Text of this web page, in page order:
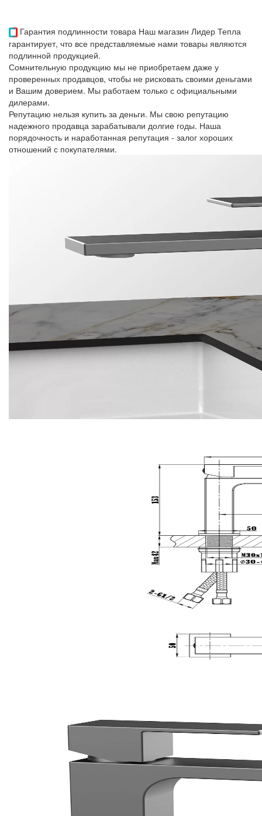
Гарантия подлинности товара Наш магазин Лидер Тепла
гарантирует, что все представляемые нами товары являются
подлинной продукцией.
Сомнительную продукцию мы не приобретаем даже у
проверенных продавцов, чтобы не рисковать своими деньгами
и Вашим доверием. Мы работаем только с официальными
дилерами.
Репутацию нельзя купить за деньги. Мы свою репутацию
надежного продавца зарабатывали долгие годы. Наша
порядочность и наработанная репутация - залог хороших
отношений с покупателями.